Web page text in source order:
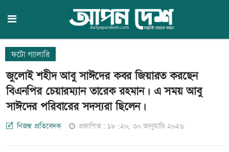
ফটো গ্যালারি
জুলােই শহীদ আবু সাঈদের কবর জিয়ারত করছেন
বিএনপির চেয়ারম্যান তারেক রহমান। এ সময় আবু
সাঈদের পরিবারের সদস্যরা ছিলেন।
নিজস্ব প্রতিবেদক প্রকাশিত: ১৮:২০, ৩০ জানুয়ারি ২০২৬